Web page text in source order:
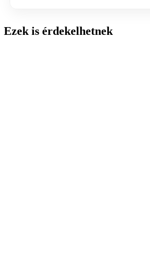
Ezek is érdekelhetnek